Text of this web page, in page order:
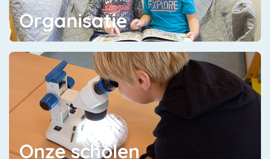
Organisatie
Onze scholen